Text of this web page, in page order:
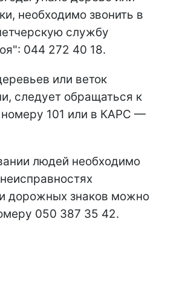
необходимо звонить в
службу
044 272 40 18.
или веток
следует обращаться к
номеру 101 или в КАРС —
людей необходимо
дорожных знаков можно
050 387 35 42.